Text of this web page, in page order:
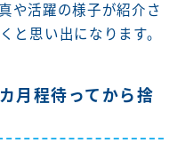
や活躍の様子が紹介さ
と思い出になります。
月程待ってから捨